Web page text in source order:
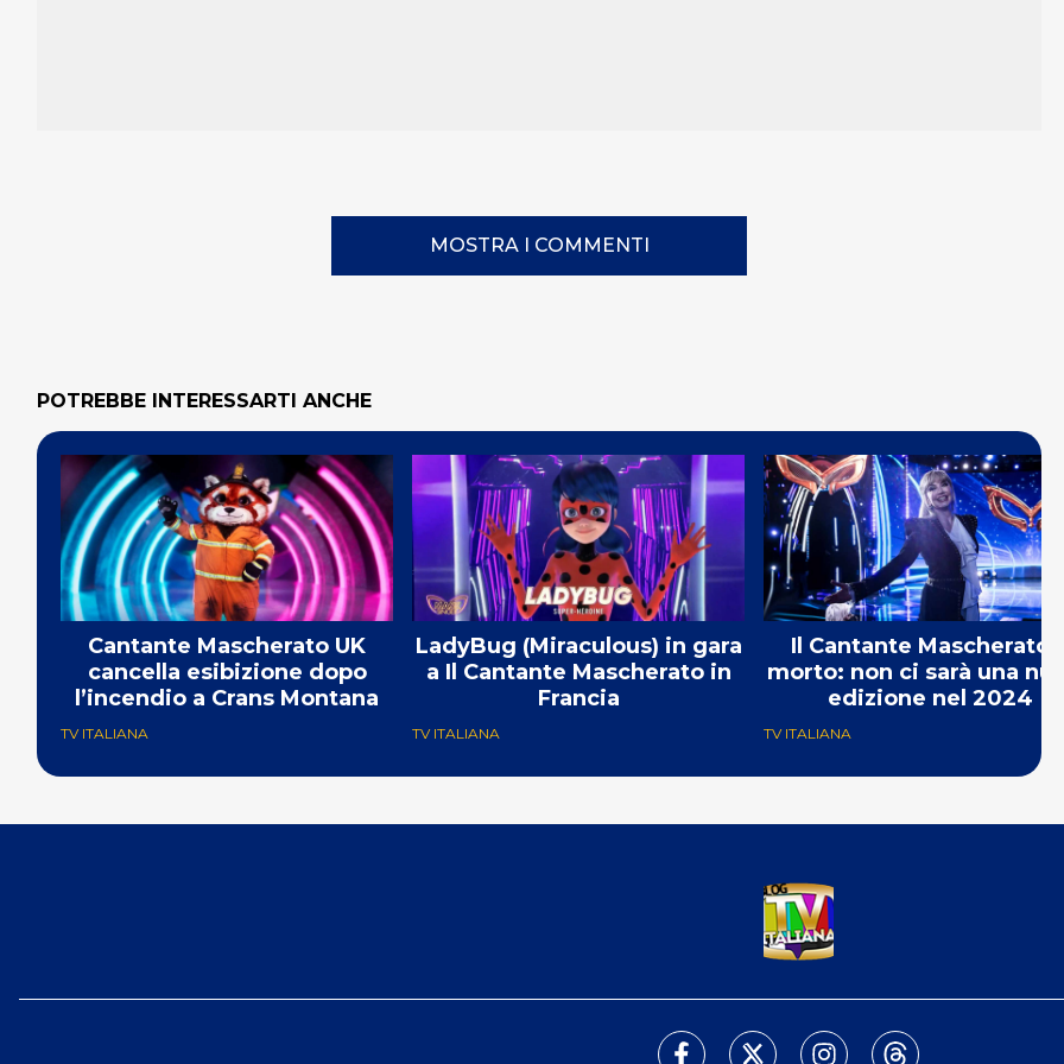
MOSTRA I COMMENTI
POTREBBE INTERESSARTI ANCHE
Cantante Mascherato UK
cancella esibizione dopo
l’incendio a Crans Montana
TV ITALIANA
LadyBug (Miraculous) in gara
a Il Cantante Mascherato in
Francia
TV ITALIANA
Il Cantante Mascherato è
morto: non ci sarà una
edizione nel 2024
TV ITALIANA